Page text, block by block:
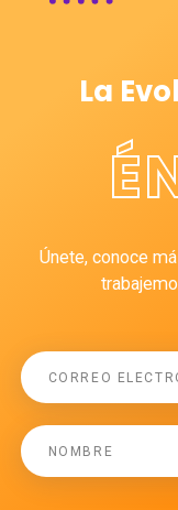
La
Únete, conoce